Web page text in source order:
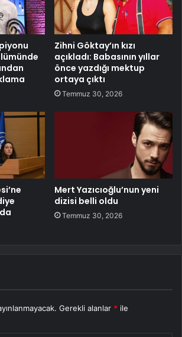
Zihni Göktay’ın kızı
açıkladı: Babasının yıllar
önce yazdığı mektup
ortaya çıktı
Temmuz 30, 2026
Mert Yazıcıoğlu’nun yeni
dizisi belli oldu
Temmuz 30, 2026
Gerekli alanlar * ile